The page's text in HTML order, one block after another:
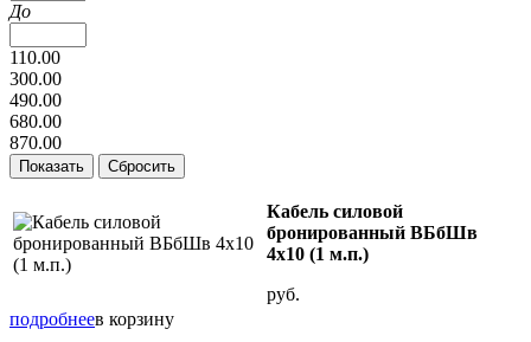
До
110.00
300.00
490.00
680.00
870.00
Кабель силовой
бронированный ВБбШв
4х10 (1 м.п.)
руб.
подробнеев корзину